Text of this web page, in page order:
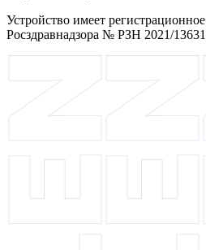
Устройство имеет
Росздравнадзора № РЗН 2021/